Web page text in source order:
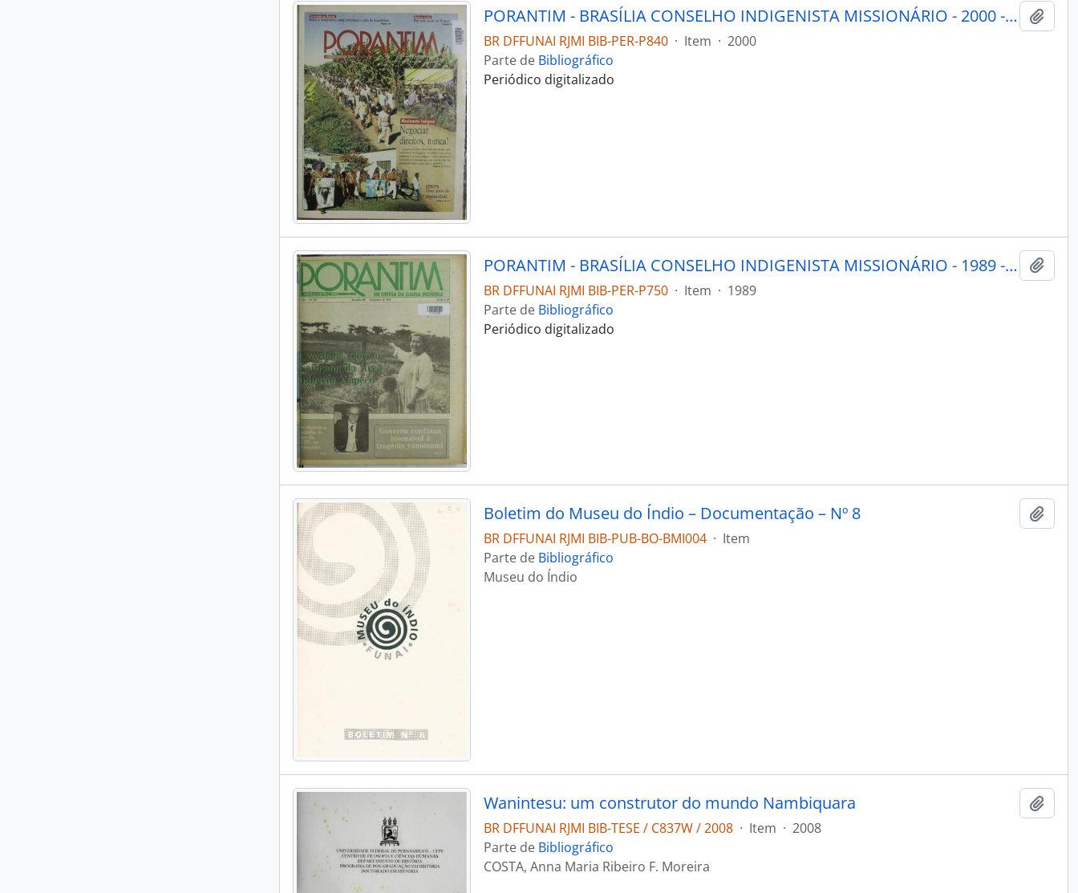
PORANTIM - BRASÍLIA CONSELHO INDIGENISTA MISSIONÁRIO - 2000 - Nº226
BR DFFUNAI RJMI BIB-PER-P840 · Item · 2000
Parte de Bibliográfico
Periódico digitalizado
PORANTIM - BRASÍLIA CONSELHO INDIGENISTA MISSIONÁRIO - 1989 - Nº123
BR DFFUNAI RJMI BIB-PER-P750 · Item · 1989
Parte de Bibliográfico
Periódico digitalizado
Boletim do Museu do Índio – Documentação – Nº 8
BR DFFUNAI RJMI BIB-PUB-BO-BMI004 · Item
Parte de Bibliográfico
Museu do Índio
Wanintesu: um construtor do mundo Nambiquara
BR DFFUNAI RJMI BIB-TESE / C837W / 2008 · Item · 2008
Parte de Bibliográfico
COSTA, Anna Maria Ribeiro F. Moreira